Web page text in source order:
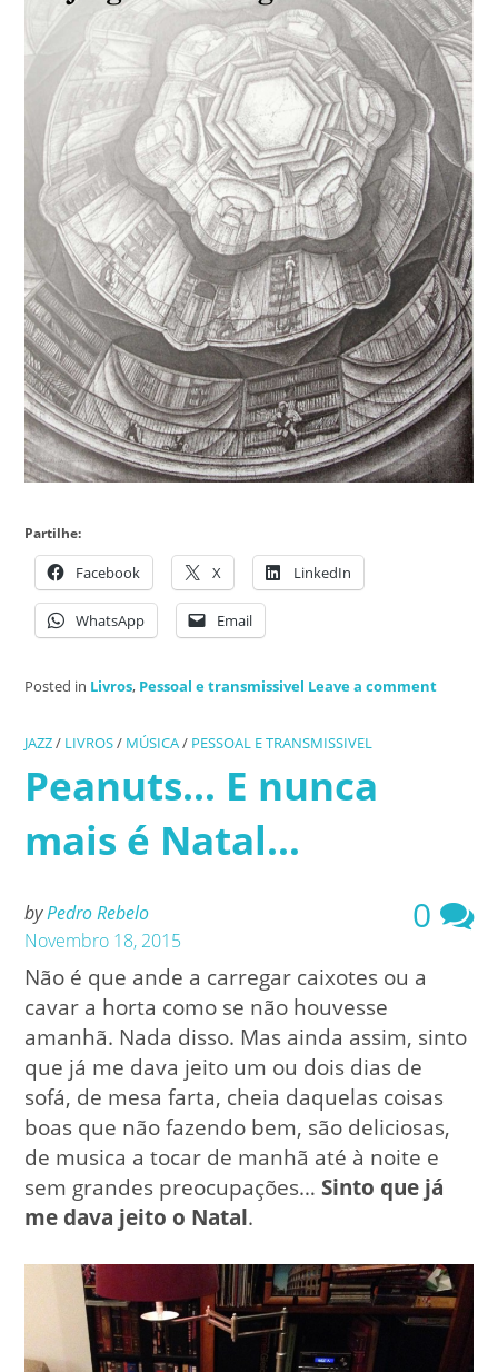
Partilhe:
Facebook X LinkedIn
WhatsApp Email
Posted in Livros, Pessoal e transmissivel Leave a comment
JAZZ/ LIVROS/ MÚSICA/ PESSOAL E TRANSMISSIVEL
Peanuts… E nunca
mais é Natal…
byPedro Rebelo
Novembro 18, 2015
0
Não é que ande a carregar caixotes ou a
cavar a horta como se não houvesse
amanhã. Nada disso. Mas ainda assim, sinto
que já me dava jeito um ou dois dias de
sofá, de mesa farta, cheia daquelas coisas
boas que não fazendo bem, são deliciosas,
de musica a tocar de manhã até à noite e
sem grandes preocupações… Sinto que já
me dava jeito o Natal.